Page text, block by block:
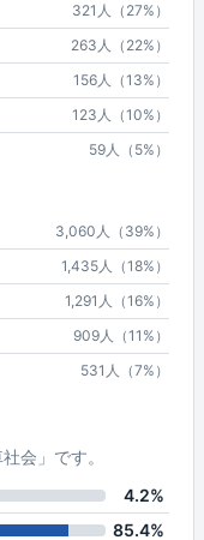
321人（27%）
263人（22%）
156人（13%）
123人（10%）
59人（5%）
3,060人（39%）
1,435人（18%）
1,291人（16%）
909人（11%）
531人（7%）
会」です。
4.2%
85.4%